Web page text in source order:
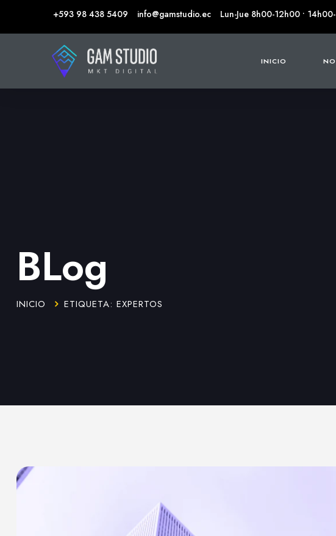
+593 98 438 5409 info@gamstudio.ec Lun-Jue 8h00-12h00 •
INICIO
BLog
INICIO ETIQUETA: EXPERTOS